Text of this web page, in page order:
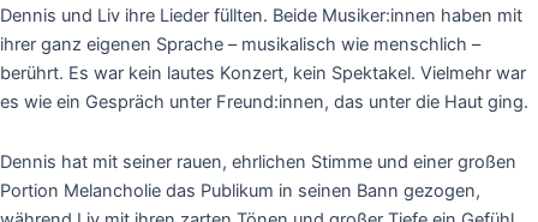
Dennis und Liv ihre Lieder füllten. Beide Musiker:innen haben mit
ihrer ganz eigenen Sprache – musikalisch wie menschlich –
berührt. Es war kein lautes Konzert, kein Spektakel. Vielmehr war
es wie ein Gespräch unter Freund:innen, das unter die Haut ging.
Dennis hat mit seiner rauen, ehrlichen Stimme und einer großen
Portion Melancholie das Publikum in seinen Bann gezogen,